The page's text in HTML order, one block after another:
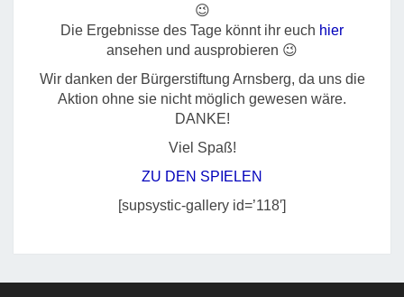
😉
Die Ergebnisse des Tage könnt ihr euch hier
ansehen und ausprobieren 😉
Wir danken der Bürgerstiftung Arnsberg, da uns die
Aktion ohne sie nicht möglich gewesen wäre.
DANKE!
Viel Spaß!
ZU DEN SPIELEN
[supsystic-gallery id=’118′]